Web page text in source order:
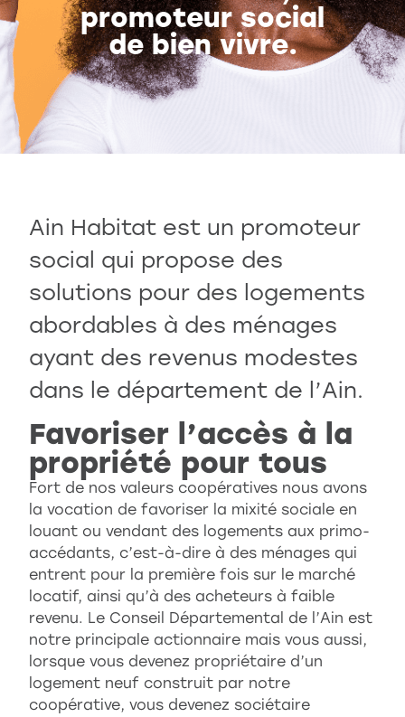
Programmes en cours
Questions fréquentes
promoteur social
de bien vivre.
Ain Habitat est un promoteur
social qui propose des
solutions pour des logements
abordables à des ménages
ayant des revenus modestes
dans le département de l’Ain.
Favoriser l’accès à la
propriété pour tous
Fort de nos valeurs coopératives nous avons
la vocation de favoriser la mixité sociale en
louant ou vendant des logements aux primo-
accédants, c’est-à-dire à des ménages qui
entrent pour la première fois sur le marché
locatif, ainsi qu’à des acheteurs à faible
revenu. Le Conseil Départemental de l’Ain est
notre principale actionnaire mais vous aussi,
lorsque vous devenez propriétaire d’un
logement neuf construit par notre
coopérative, vous devenez sociétaire